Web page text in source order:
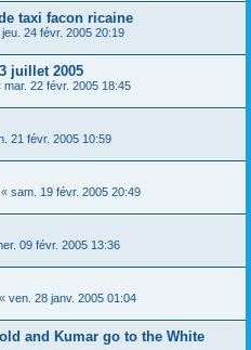
taxi facon ricaine
jeu. 24 févr. 2005 20:19
juillet 2005
mar. 22 févr. 2005 18:45
21 févr. 2005 10:59
sam. 19 févr. 2005 20:49
09 févr. 2005 13:36
« ven. 28 janv. 2005 01:04
and Kumar go to the White